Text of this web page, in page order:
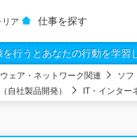
ア 仕事を探す
行うとあなたの行動を学習
ェア・ネットワーク関連 ソフ
自社製品開発） IT・インター